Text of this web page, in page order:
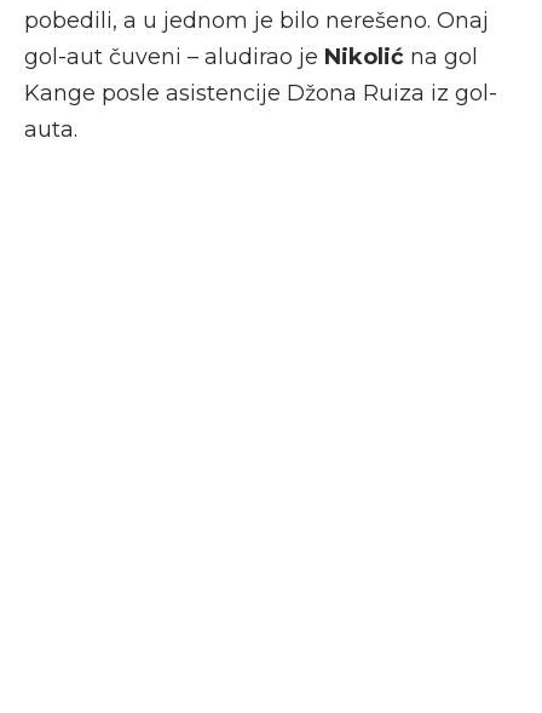
pobedili, a u jednom je bilo nerešeno. Onaj
gol-aut čuveni – aludirao je Nikolić na gol
Kange posle asistencije Džona Ruiza iz gol-
auta.